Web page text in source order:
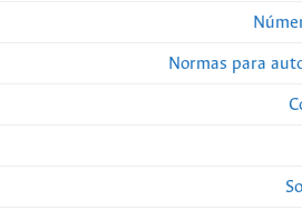
Normas para